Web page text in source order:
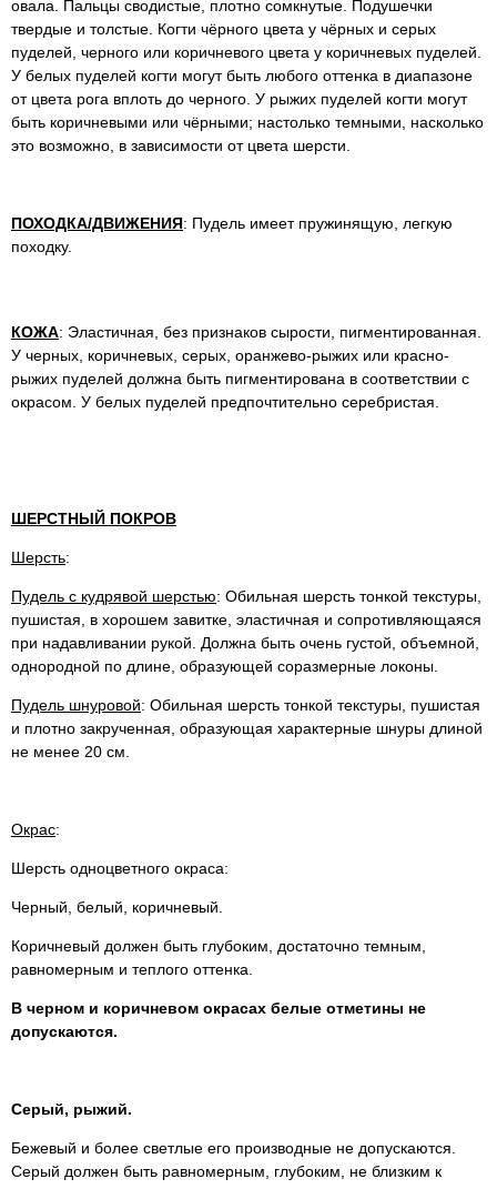
овала. Пальцы сводистые, плотно сомкнутые. Подушечки
твердые и толстые. Когти чёрного цвета у чёрных и серых
пуделей, черного или коричневого цвета у коричневых пуделей.
У белых пуделей когти могут быть любого оттенка в диапазоне
от цвета рога вплоть до черного. У рыжих пуделей когти могут
быть коричневыми или чёрными; настолько темными, насколько
это возможно, в зависимости от цвета шерсти.
ПОХОДКА/ДВИЖЕНИЯ: Пудель имеет пружинящую, легкую
походку.
КОЖА: Эластичная, без признаков сырости, пигментированная.
У черных, коричневых, серых, оранжево-рыжих или красно-
рыжих пуделей должна быть пигментирована в соответствии с
окрасом. У белых пуделей предпочтительно серебристая.
ШЕРСТНЫЙ ПОКРОВ
Шерсть:
Пудель с кудрявой шерстью: Обильная шерсть тонкой текстуры,
пушистая, в хорошем завитке, эластичная и сопротивляющаяся
при надавливании рукой. Должна быть очень густой, объемной,
однородной по длине, образующей соразмерные локоны.
Пудель шнуровой: Обильная шерсть тонкой текстуры, пушистая
и плотно закрученная, образующая характерные шнуры длиной
не менее 20 см.
Окрас:
Шерсть одноцветного окраса:
Черный, белый, коричневый.
Коричневый должен быть глубоким, достаточно темным,
равномерным и теплого оттенка.
В черном и коричневом окрасах белые отметины не
допускаются.
Серый, рыжий.
Бежевый и более светлые его производные не допускаются.
Серый должен быть равномерным, глубоким, не близким к